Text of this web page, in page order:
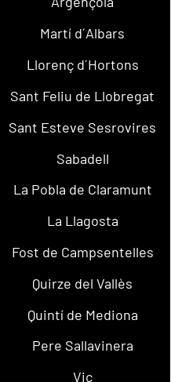
Martí d´Albars
Llorenç d´Hortons
Sant Feliu de Llobregat
Sant Esteve Sesrovires
Sabadell
La Pobla de Claramunt
La Llagosta
Fost de Campsentelles
Quirze del Vallès
Quintí de Mediona
Pere Sallavinera
Vic